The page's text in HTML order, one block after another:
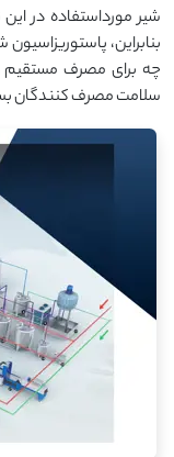
شیر مورداستفاده در
بنابراین،
چه برای مصرف مستقیم
سلامت مصرف کنندگان